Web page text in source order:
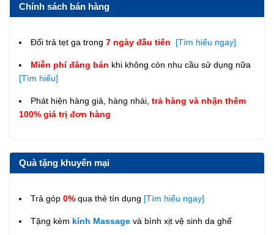
Chính sách bán hàng
Đổi trả tẹt ga trong 7 ngày đầu tiên [Tìm hiểu ngay]
Miễn phí đăng bán khi không còn nhu cầu sử dụng nữa
[Tìm hiểu]
Phát hiện hàng giả, hàng nhái, trả hàng và nhận thêm
100% giá trị đơn hàng
Quà tặng khuyến mại
Trả góp 0% qua thẻ tín dụng [Tìm hiểu ngay]
Tặng kèm kính Massage và bình xịt vệ sinh da ghế